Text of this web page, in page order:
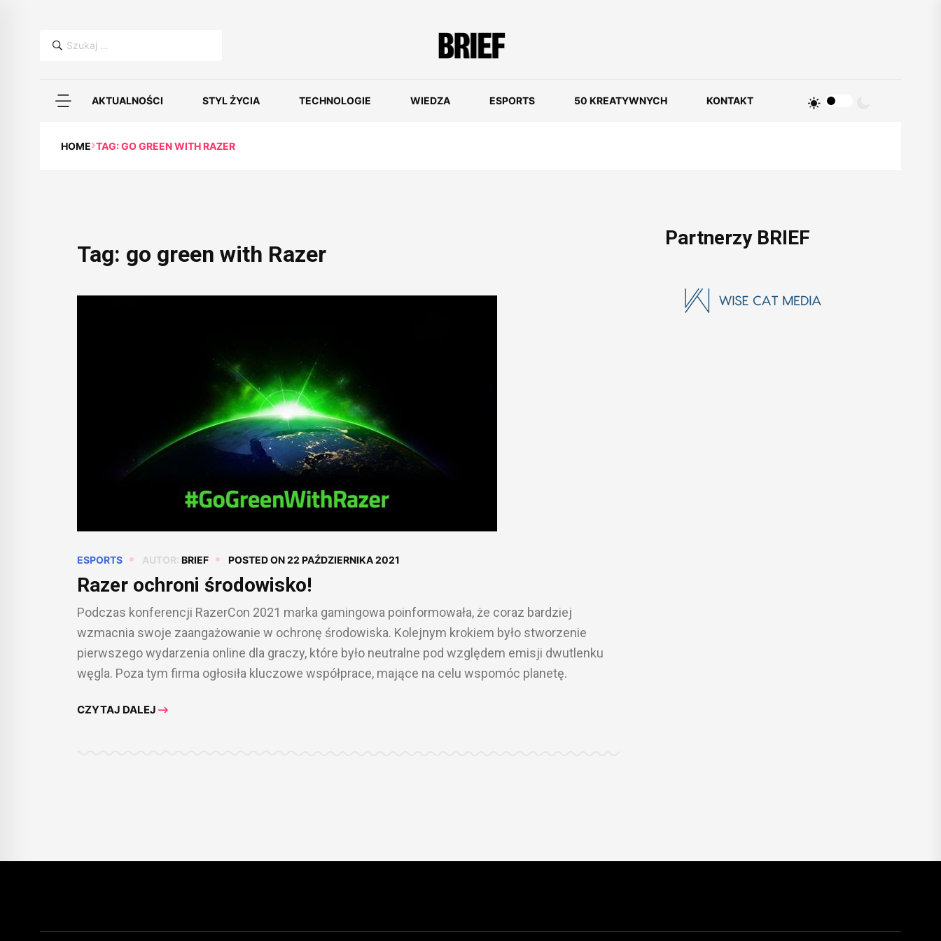
Szukaj:
AKTUALNOŚCI STYL ŻYCIA TECHNOLOGIE WIEDZA ESPORTS 50 KREATYWNYCH KONTAKT
HOME TAG: GO GREEN WITH RAZER
Tag: go green with Razer
ESPORTS AUTOR: BRIEF POSTED ON22 PAŹDZIERNIKA 2021
Razer ochroni środowisko!
Podczas konferencji RazerCon 2021 marka gamingowa poinformowała, że coraz bardziej
wzmacnia swoje zaangażowanie w ochronę środowiska. Kolejnym krokiem było stworzenie
pierwszego wydarzenia online dla graczy, które było neutralne pod względem emisji dwutlenku
węgla. Poza tym firma ogłosiła kluczowe współprace, mające na celu wspomóc planetę.
CZYTAJ DALEJ
Partnerzy BRIEF